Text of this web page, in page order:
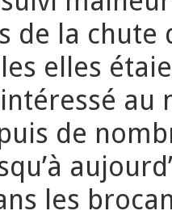
de la chute
elles
au
de
les